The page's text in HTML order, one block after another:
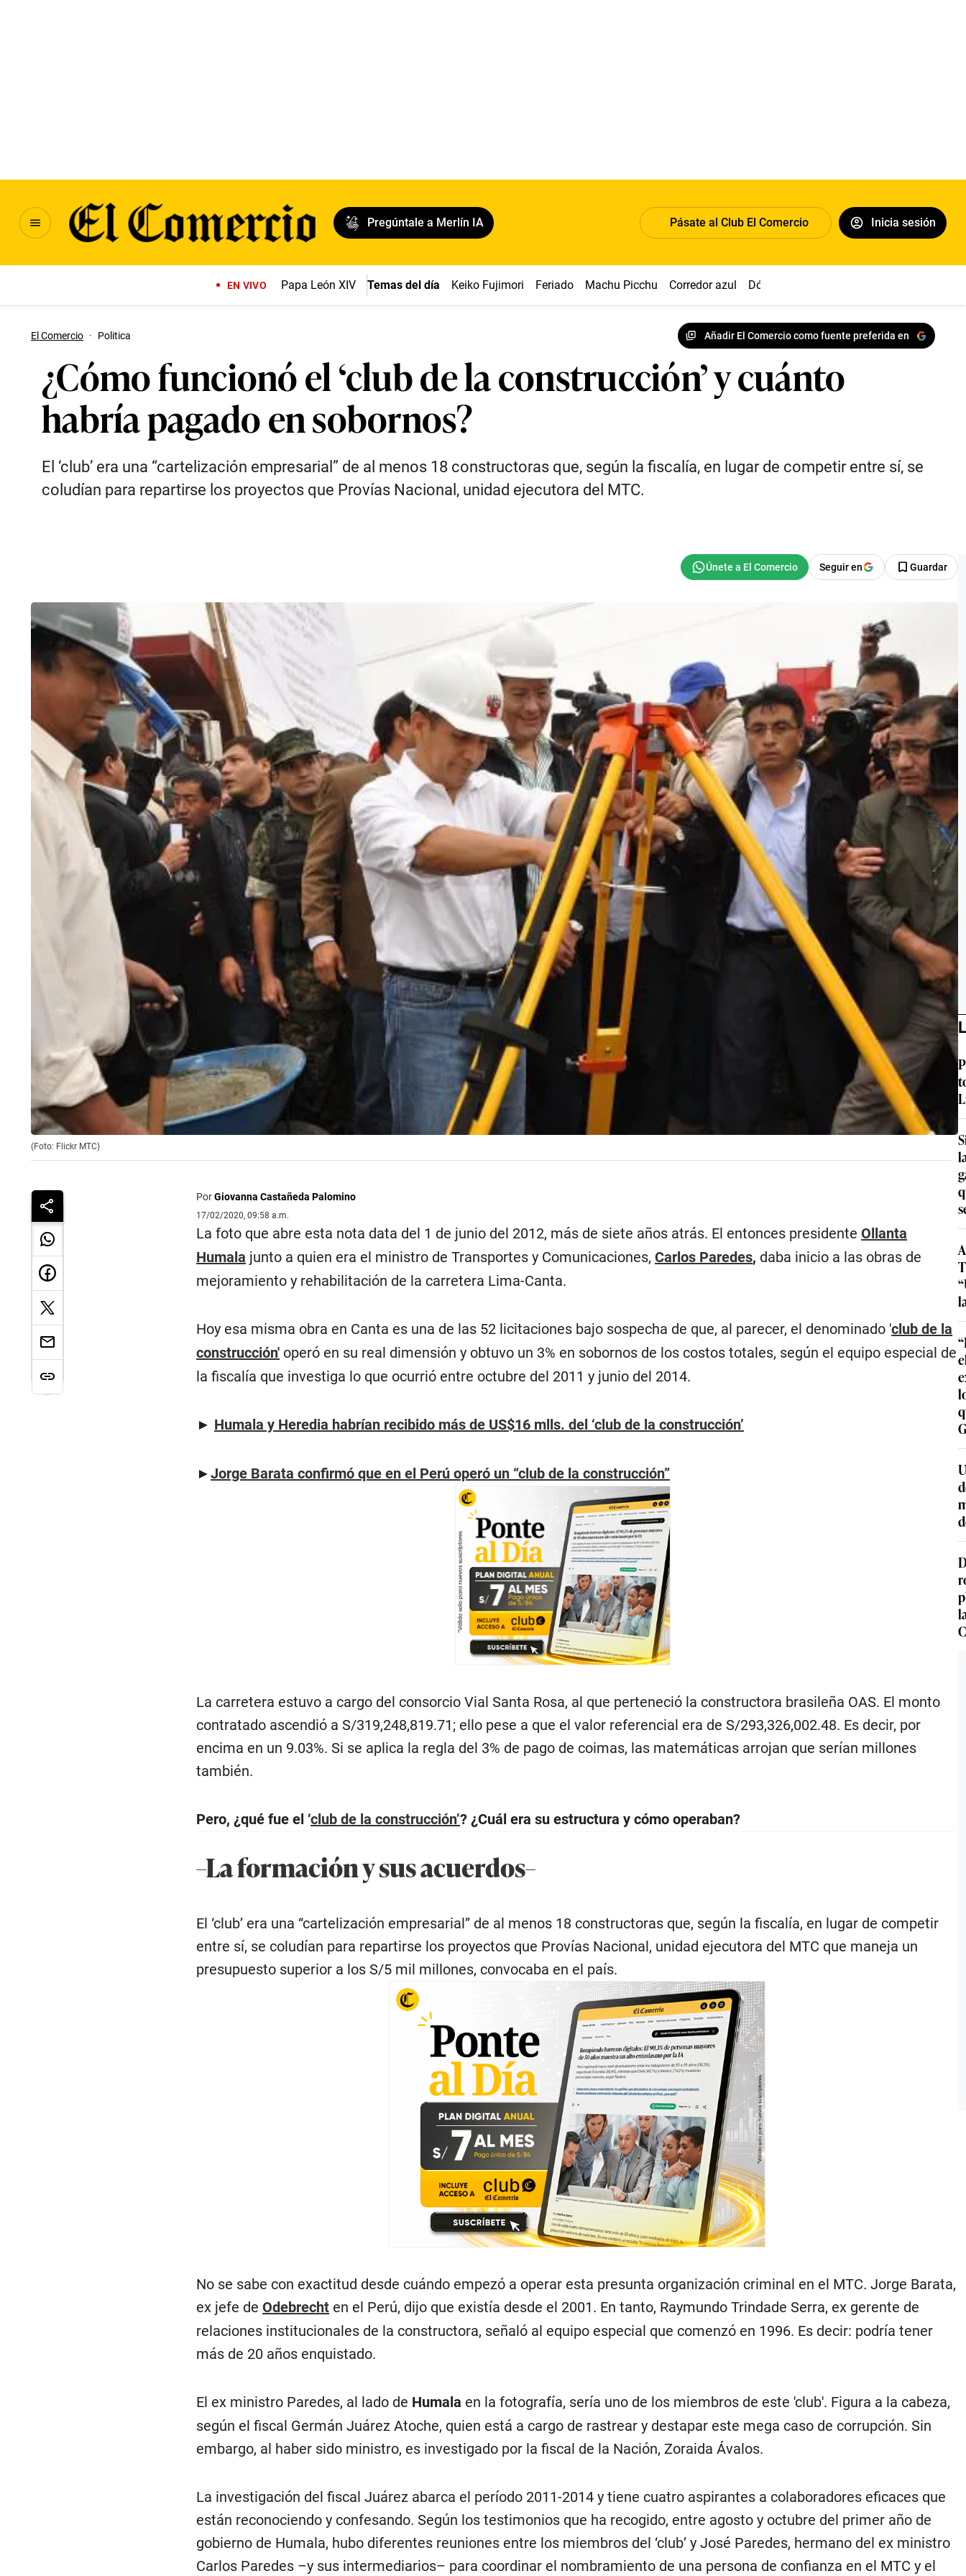
Pregúntale a Merlín IA Pásate al Club El Comercio Inicia sesión
EN VIVO Papa León XIV Temas del día Keiko Fujimori Feriado Machu Picchu Corredor azul Dólar
El Comercio · Politica Añadir El Comercio como fuente preferida en
¿Cómo funcionó el ‘club de la construcción’ y cuánto
habría pagado en sobornos?
El ‘club’ era una “cartelización empresarial” de al menos 18 constructoras que, según la fiscalía, en lugar de competir entre sí, se
coludían para repartirse los proyectos que Provías Nacional, unidad ejecutora del MTC.
Seguir en Guardar
(Foto: Flickr MTC)
PorGiovanna Castañeda Palomino
17/02/2020, 09:58 a.m.
La foto que abre esta nota data del 1 de junio del 2012, más de siete años atrás. El entonces presidenteOllanta
Humala junto a quien era el ministro de Transportes y Comunicaciones,Carlos Paredes, daba inicio a las obras de
mejoramiento y rehabilitación de la carretera Lima-Canta.
Hoy esa misma obra en Canta es una de las 52 licitaciones bajo sospecha de que, al parecer, el denominado 'club de la
construcción' operó en su real dimensión y obtuvo un 3% en sobornos de los costos totales, según el equipo especial de
la fiscalía que investiga lo que ocurrió entre octubre del 2011 y junio del 2014.
► Humala y Heredia habrían recibido más de US$16 mlls. del ‘club de la construcción’
►Jorge Barata confirmó que en el Perú operó un “club de la construcción”
La carretera estuvo a cargo del consorcio Vial Santa Rosa, al que perteneció la constructora brasileña OAS. El monto
contratado ascendió a S/319,248,819.71; ello pese a que el valor referencial era de S/293,326,002.48. Es decir, por
encima en un 9.03%. Si se aplica la regla del 3% de pago de coimas, las matemáticas arrojan que serían millones
también.
Pero, ¿qué fue el ‘club de la construcción’? ¿Cuál era su estructura y cómo operaban?
–La formación y sus acuerdos–​
El ‘club’ era una “cartelización empresarial” de al menos 18 constructoras que, según la fiscalía, en lugar de competir
entre sí, se coludían para repartirse los proyectos que Provías Nacional, unidad ejecutora del MTC que maneja un
presupuesto superior a los S/5 mil millones, convocaba en el país.
No se sabe con exactitud desde cuándo empezó a operar esta presunta organización criminal en el MTC. Jorge Barata,
ex jefe deOdebrecht en el Perú, dijo que existía desde el 2001. En tanto, Raymundo Trindade Serra, ex gerente de
relaciones institucionales de la constructora, señaló al equipo especial que comenzó en 1996. Es decir: podría tener
más de 20 años enquistado.
El ex ministro Paredes, al lado de Humala en la fotografía, sería uno de los miembros de este 'club'. Figura a la cabeza,
según el fiscal Germán Juárez Atoche, quien está a cargo de rastrear y destapar este mega caso de corrupción. Sin
embargo, al haber sido ministro, es investigado por la fiscal de la Nación, Zoraida Ávalos.
La investigación del fiscal Juárez abarca el período 2011-2014 y tiene cuatro aspirantes a colaboradores eficaces que
están reconociendo y confesando. Según los testimonios que ha recogido, entre agosto y octubre del primer año de
gobierno de Humala, hubo diferentes reuniones entre los miembros del ‘club’ y José Paredes, hermano del ex ministro
Carlos Paredes –y sus intermediarios– para coordinar el nombramiento de una persona de confianza en el MTC y el